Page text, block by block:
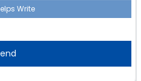
Write